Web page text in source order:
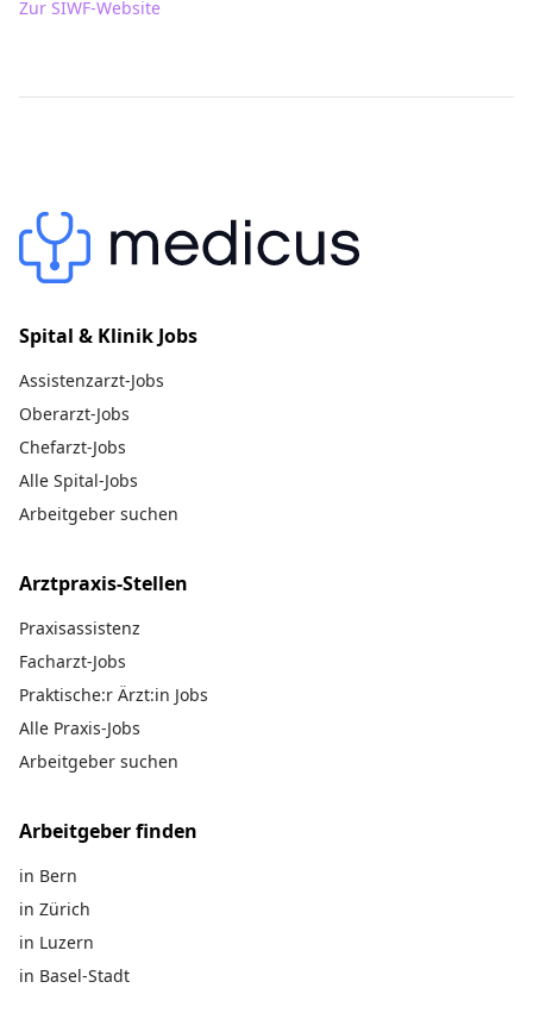
Zur SIWF-Website
Spital & Klinik Jobs
Assistenzarzt-Jobs
Oberarzt-Jobs
Chefarzt-Jobs
Alle Spital-Jobs
Arbeitgeber suchen
Arztpraxis-Stellen
Praxisassistenz
Facharzt-Jobs
Praktische:r Ärzt:in Jobs
Alle Praxis-Jobs
Arbeitgeber suchen
Arbeitgeber finden
in Bern
in Zürich
in Luzern
in Basel-Stadt